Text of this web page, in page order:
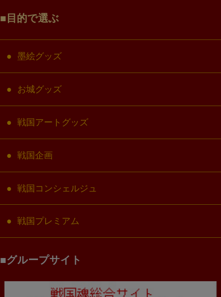
目的で選ぶ
墨絵グッズ
お城グッズ
戦国アートグッズ
戦国企画
戦国コンシェルジュ
戦国プレミアム
グループサイト